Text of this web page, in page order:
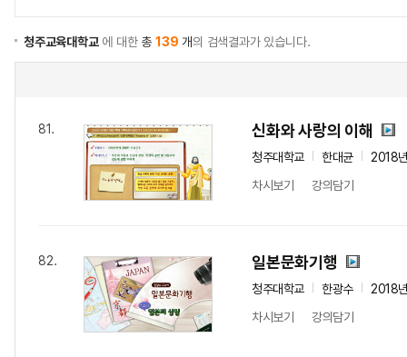
청주교육대학교에 대한총139 개의 검색결과가 있습니다.
81. 신화와 사랑의 이해
청주대학교 한대균
2018
차시보기
강의담기
82. 일본문화기행
청주대학교 한광수
2018
차시보기
강의담기